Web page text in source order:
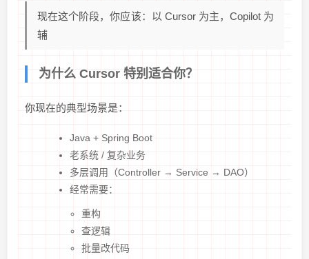
现在这个阶段，你应该：以 Cursor 为主，Copilot 为
辅
为什么 Cursor 特别适合你？
你现在的典型场景是：
Java + Spring Boot
老系统 / 复杂业务
多层调用（Controller → Service → DAO）
经常需要：
重构
查逻辑
批量改代码